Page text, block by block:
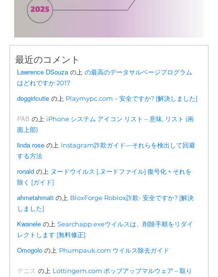
最近のコメント
Lawrence DSouza の上の最高のデータサルベージプログラム
はどれですか 2017
doggirlcutie の上 Playmypc.com – 安全ですか? [解決しました]
PAB の上 iPhone システム アイコン リスト – 意味, リスト (画
面上部)
linda rose の上 Instagram詐欺ガイド—それらを検出して回避
する方法
ronald の上 ヌードウイルス [.ヌードファイル] 復号化 + それを
除く [ガイド]
ahmetahmati の上 BloxForge Roblox詐欺- 安全ですか? [解決
しました]
Kwanele の上Searchapp.exeウイルスは、削除手順をリダイ
レクトします [無料修正]
Omogolo の上 Phumpauk.com ウイルス除去ガイド
デニス の上 Lottingem.com ポップアップマルウェア – 取り